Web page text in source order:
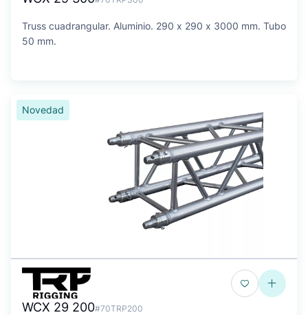
Truss cuadrangular. Aluminio. 290 x 290 x 3000 mm. Tubo
50 mm.
Novedad
WCX 29 200#70TRP200